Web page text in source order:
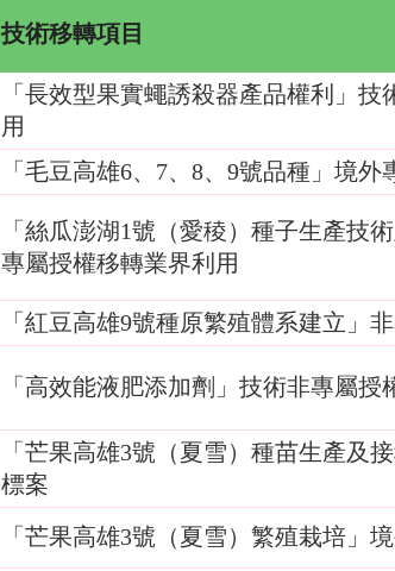
技術移轉項目
「長效型果實蠅誘殺器產品權利」
用
「毛豆高雄6、7、8、9號品種」境
「絲瓜澎湖1號（愛稜）種子生產技
專屬授權移轉業界利用
「紅豆高雄9號種原繁殖體系建立」
「高效能液肥添加劑」技術非專屬授
「芒果高雄3號（夏雪）種苗生產及
標案
「芒果高雄3號（夏雪）繁殖栽培」